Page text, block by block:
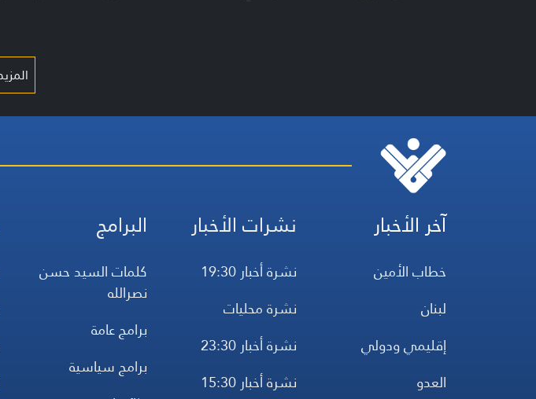
آخر الأخبار
خطاب الأمين
لبنان
إقليمي ودولي
العدو
نشرات الأخبار
نشرة أخبار 19:30
نشرة محليات
نشرة أخبار 23:30
نشرة أخبار 15:30
البرامج
كلمات السيد حسن
نصرالله
برامج عامة
برامج سياسية